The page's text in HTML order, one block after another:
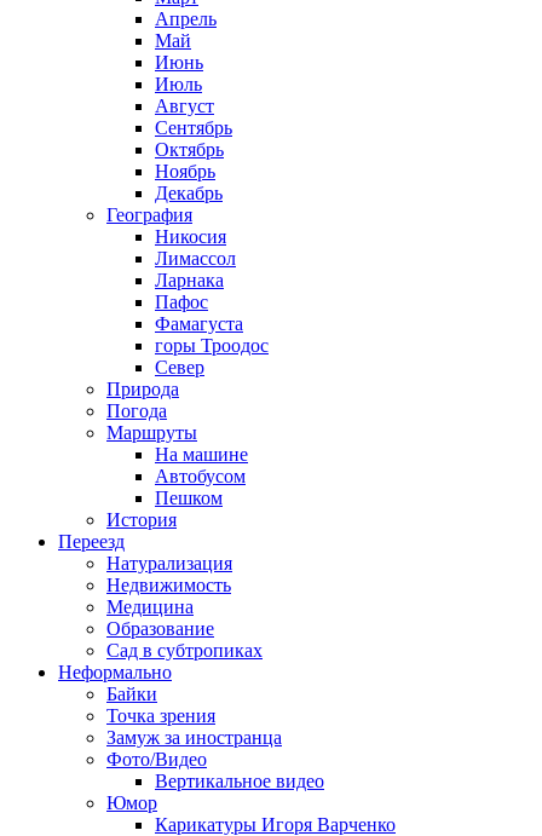
Апрель
Май
Июнь
Июль
Август
Сентябрь
Октябрь
Ноябрь
Декабрь
География
Никосия
Лимассол
Ларнака
Пафос
Фамагуста
горы Троодос
Север
Природа
Погода
Маршруты
На машине
Автобусом
Пешком
История
Переезд
Натурализация
Недвижимость
Медицина
Образование
Сад в субтропиках
Неформально
Байки
Точка зрения
Замуж за иностранца
Фото/Видео
Вертикальное видео
Юмор
Карикатуры Игоря Варченко